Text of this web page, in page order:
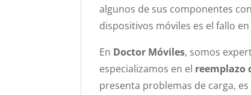
algunos de sus componentes
dispositivos móviles es el fallo
En Doctor Móviles, somos
especializamos en el reemplazo
presenta problemas de carga,